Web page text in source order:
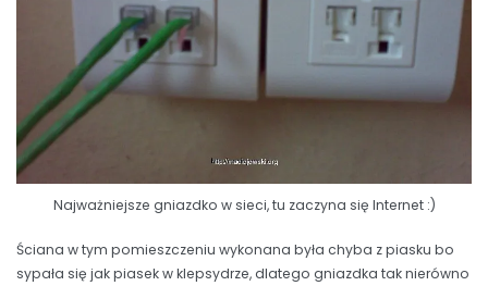
Najważniejsze gniazdko w sieci, tu zaczyna się Internet :)
Ściana w tym pomieszczeniu wykonana była chyba z piasku bo
sypała się jak piasek w klepsydrze, dlatego gniazdka tak nierówno